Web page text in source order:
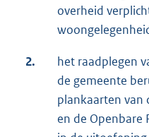
overheid
2.
het raadplegen
de gemeente
plankaarten van
en de Openbare